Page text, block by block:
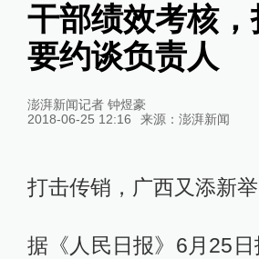
干部绩效考核，
要约谈负责人
澎湃新闻记者 钟煜豪
2018-06-25 12:16
来源： 澎湃新闻
打击传销，广西又添新举
据《人民日报》6月25日